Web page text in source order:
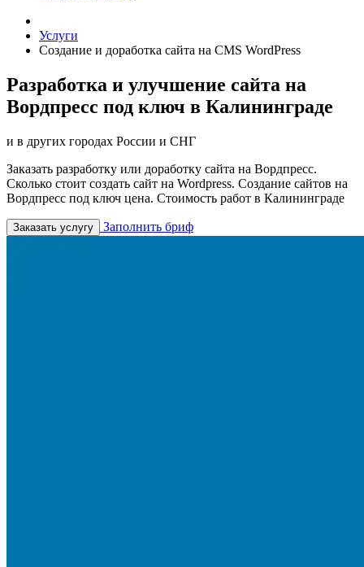
Услуги
Создание и доработка сайта на CMS WordPress
Разработка и улучшение сайта на
Вордпресс под ключ в Калининграде
и в других городах России и СНГ
Заказать разработку или доработку сайта на Вордпресс.
Сколько стоит создать сайт на Wordpress. Создание сайтов на
Вордпресс под ключ цена. Стоимость работ в Калининграде
Заказать услугу Заполнить бриф